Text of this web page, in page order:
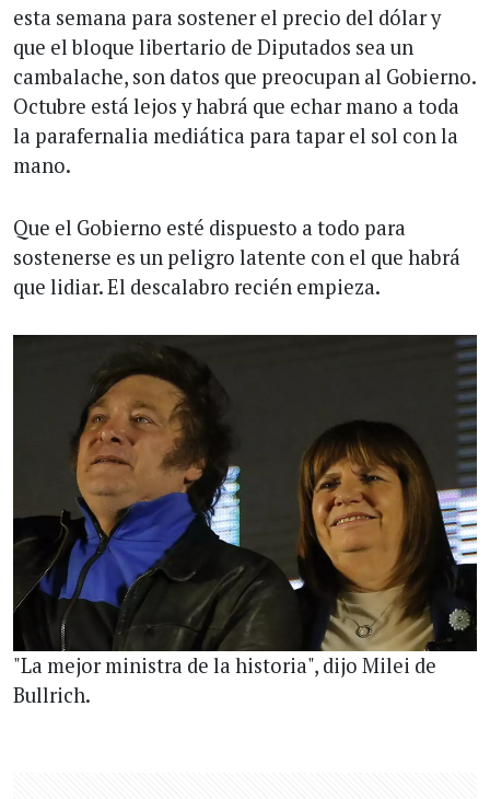
esta semana para sostener el precio del dólar y
que el bloque libertario de Diputados sea un
cambalache, son datos que preocupan al Gobierno.
Octubre está lejos y habrá que echar mano a toda
la parafernalia mediática para tapar el sol con la
mano.
Que el Gobierno esté dispuesto a todo para
sostenerse es un peligro latente con el que habrá
que lidiar. El descalabro recién empieza.
"La mejor ministra de la historia", dijo Milei de
Bullrich.